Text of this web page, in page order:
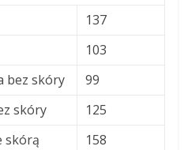
137
103
bez skóry
99
skóry
125
skórą
158